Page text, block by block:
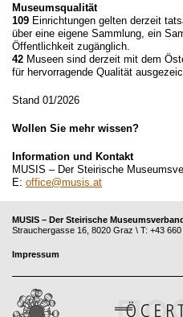
Museumsqualität
109 Einrichtungen gelten derzeit
über eine eigene Sammlung, ein
Öffentlichkeit zugänglich.
42 Museen sind derzeit mit dem
für hervorragende Qualität
Stand 01/2026
Wollen Sie mehr wissen?
Information und Kontakt
MUSIS – Der Steirische
E: office@musis.at
MUSIS – Der Steirische Museumsverband
Strauchergasse 16, 8020 Graz \ T: +43
Impressum